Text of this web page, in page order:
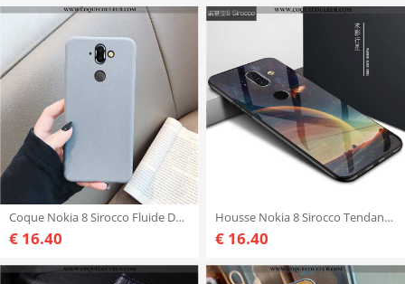
Coque Nokia 8 Sirocco Fluide Doux Étui Délavé En Daim, Housse Nokia 8 Sirocco Silicone Gris
€ 16.40
Housse Nokia 8 Sirocco Tendance Étui Personnalité, Nokia 8 Sirocco Verre Coque Noir
€ 16.40